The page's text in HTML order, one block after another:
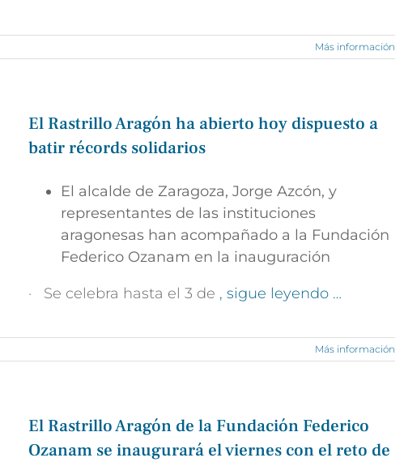
Más información
El Rastrillo Aragón ha abierto hoy dispuesto a
batir récords solidarios
El alcalde de Zaragoza, Jorge Azcón, y
representantes de las instituciones
aragonesas han acompañado a la Fundación
Federico Ozanam en la inauguración
· Se celebra hasta el 3 de , sigue leyendo …
Más información
El Rastrillo Aragón de la Fundación Federico
Ozanam se inaugurará el viernes con el reto de